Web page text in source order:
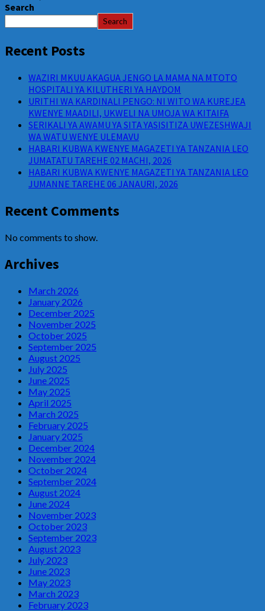
Search
Search
Recent Posts
WAZIRI MKUU AKAGUA JENGO LA MAMA NA MTOTO
HOSPITALI YA KILUTHERI YA HAYDOM
URITHI WA KARDINALI PENGO: NI WITO WA KUREJEA
KWENYE MAADILI, UKWELI NA UMOJA WA KITAIFA
SERIKALI YA AWAMU YA SITA YASISITIZA UWEZESHWAJI
WA WATU WENYE ULEMAVU
HABARI KUBWA KWENYE MAGAZETI YA TANZANIA LEO
JUMATATU TAREHE 02 MACHI, 2026
HABARI KUBWA KWENYE MAGAZETI YA TANZANIA LEO
JUMANNE TAREHE 06 JANAURI, 2026
Recent Comments
No comments to show.
Archives
March 2026
January 2026
December 2025
November 2025
October 2025
September 2025
August 2025
July 2025
June 2025
May 2025
April 2025
March 2025
February 2025
January 2025
December 2024
November 2024
October 2024
September 2024
August 2024
June 2024
November 2023
October 2023
September 2023
August 2023
July 2023
June 2023
May 2023
March 2023
February 2023